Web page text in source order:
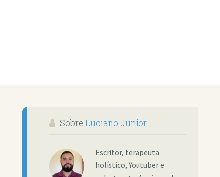
Sobre Luciano Junior
Escritor, terapeuta
holístico, Youtuber e